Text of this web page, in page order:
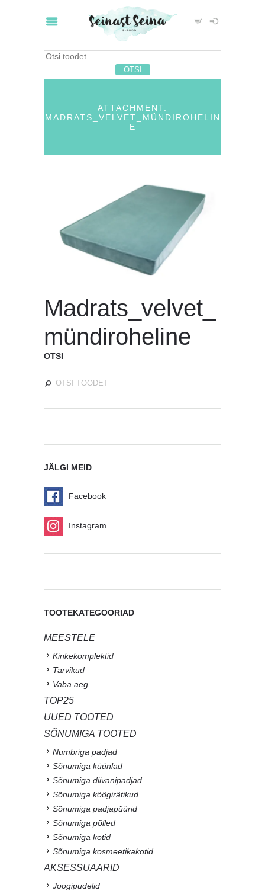
ATTACHMENT:
MADRATS_VELVET_MÜNDIROHELIN
E
Madrats_velvet_
mündiroheline
OTSI
JÄLGI MEID
Facebook
Instagram
TOOTEKATEGOORIAD
MEESTELE
Kinkekomplektid
Tarvikud
Vaba aeg
TOP25
UUED TOOTED
SÕNUMIGA TOOTED
Numbriga padjad
Sõnumiga küünlad
Sõnumiga diivanipadjad
Sõnumiga köögirätikud
Sõnumiga padjapüürid
Sõnumiga põlled
Sõnumiga kotid
Sõnumiga kosmeetikakotid
AKSESSUAARID
Joogipudelid